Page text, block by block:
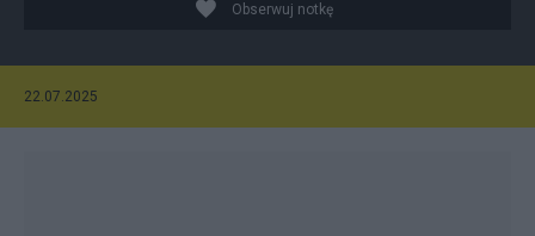
Obserwuj notkę
22.07.2025